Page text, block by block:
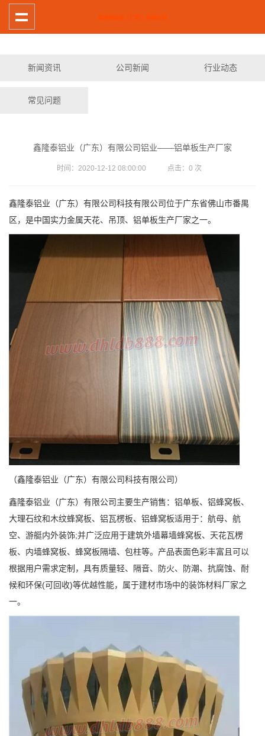
新闻资讯 公司新闻 行业动态
常见问题
鑫隆泰铝业（广东）有限公司铝业——铝单板生产厂家
时间：2020-12-12 08:00:00 点击： 0 次
鑫隆泰铝业（广东）有限公司科技有限公司位于广东省佛山市番禺
区，是中国实力金属天花、吊顶、铝单板生产厂家之一。
（鑫隆泰铝业（广东）有限公司科技有限公司）
鑫隆泰铝业（广东）有限公司主要生产销售：铝单板、铝蜂窝板、
大理石纹和木纹蜂窝板、铝瓦楞板、铝蜂窝板适用于：航母、航
空、游艇内外装饰;并广泛应用于建筑外墙幕墙蜂窝板、天花瓦楞
板、内墙蜂窝板、蜂窝板隔墙、包柱等。产品表面色彩丰富且可以
根据用户需求定制，具有质量轻、隔音、防火、防潮、抗腐蚀、耐
候和环保(可回收)等优越性能，属于建材市场中的装饰材料厂家之
一。